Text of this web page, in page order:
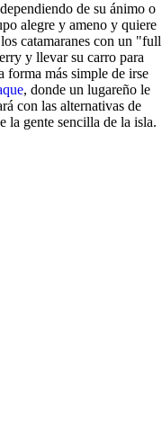
de su ánimo o
alegre y ameno y quiere
catamaranes con un "full
y llevar su carro para
forma más simple de irse
, donde un lugareño le
con las alternativas de
la gente sencilla de la isla.